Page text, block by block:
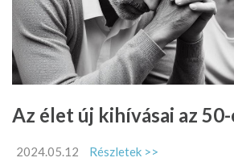
Az élet új kihívásai az
2024.05.12
Részletek >>